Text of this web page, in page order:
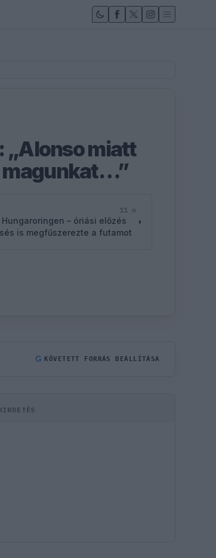
„Alonso miatt
magunkat…”
11 n
– óriási előzés
is megfűszerezte a futamot
G KÖVETETT FORRÁS BEÁLLÍTÁSA